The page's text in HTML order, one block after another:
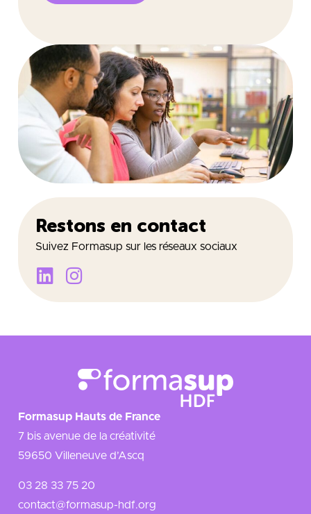
Restons en contact
Suivez Formasup sur les réseaux sociaux
Formasup Hauts de France
7 bis avenue de la créativité
59650 Villeneuve d’Ascq
03 28 33 75 20
contact@formasup-hdf.org